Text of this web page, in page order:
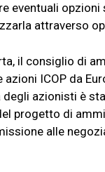
eventuali
attraverso
il consiglio di
ICOP da
degli azionisti è
progetto di
alle